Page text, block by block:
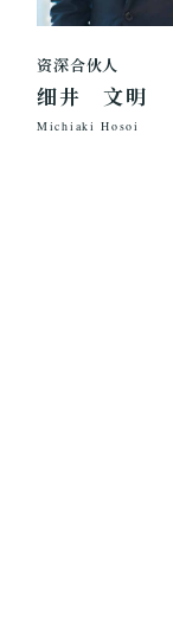
资深合伙人
细井 文明
Michiaki Hosoi